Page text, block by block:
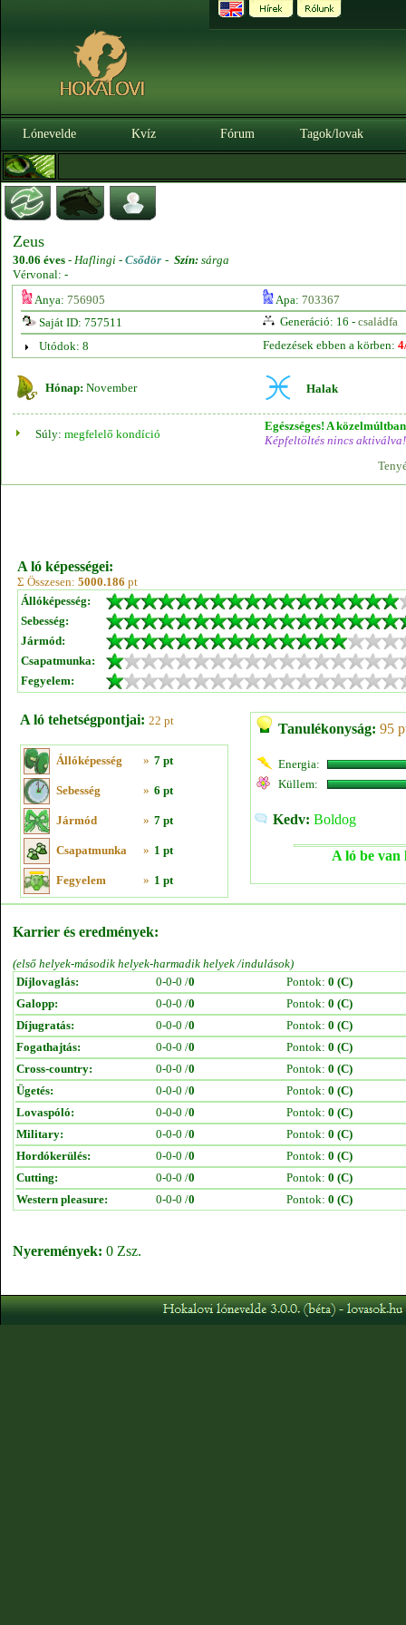
Lónevelde Kvíz Fórum Tagok/lovak
Zeus
30.06 éves - Haflingi - Csődör - Szín: sárga
Vérvonal: -
Anya: 756905 Apa: 703367
Saját ID: 757511
Generáció: 16 - családfa
Utódok: 8
Fedezések ebben a körben:
Hónap: November Halak
Súly: megfelelő kondíció
Egészséges! A
Képfeltöltés nincs aktiválva!
A ló képességei:
Σ Összesen: 5000.186 pt
Állóképesség:
Sebesség:
Jármód:
Csapatmunka:
Fegyelem:
A ló tehetségpontjai: 22 pt
Állóképesség » 7 pt
Sebesség » 6 pt
Jármód » 7 pt
Csapatmunka » 1 pt
Fegyelem » 1 pt
Tanulékonyság: 95
Energia:
Küllem:
Kedv: Boldog
A ló be van
Karrier és eredmények:
(első helyek-második helyek-harmadik helyek /indulások)
Díjlovaglás:
0-0-0 /0 Pontok: 0 (C)
Galopp:
0-0-0 /0 Pontok: 0 (C)
Díjugratás:
0-0-0 /0 Pontok: 0 (C)
Fogathajtás:
0-0-0 /0 Pontok: 0 (C)
Cross-country:
0-0-0 /0 Pontok: 0 (C)
Ügetés:
0-0-0 /0 Pontok: 0 (C)
Lovaspóló:
0-0-0 /0 Pontok: 0 (C)
Military:
0-0-0 /0 Pontok: 0 (C)
Hordókerülés:
0-0-0 /0 Pontok: 0 (C)
Cutting:
0-0-0 /0 Pontok: 0 (C)
Western pleasure:
0-0-0 /0 Pontok: 0 (C)
Nyeremények: 0 Zsz.